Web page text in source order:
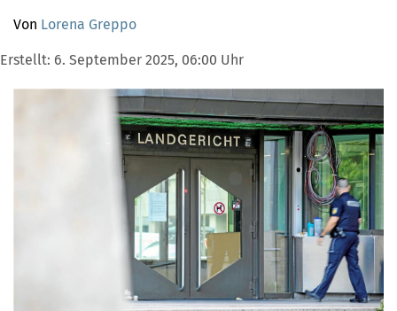
Von Lorena Greppo
Erstellt: 6. September 2025, 06:00 Uhr